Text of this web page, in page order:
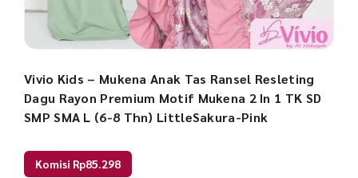
Vivio Kids – Mukena Anak Tas Ransel Resleting
Dagu Rayon Premium Motif Mukena 2 In 1 TK SD
SMP SMA L (6-8 Thn) LittleSakura-Pink
Komisi Rp85.298